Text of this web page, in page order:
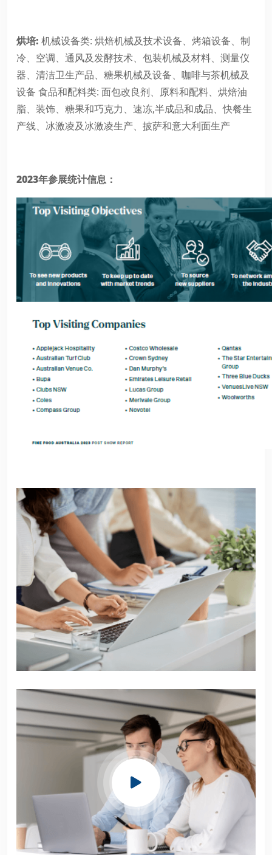
烘培: 机械设备类: 烘焙机械及技术设备、烤箱设备、制
冷、空调、通风及发酵技术、包装机械及材料、测量仪
器、清洁卫生产品、糖果机械及设备、咖啡与茶机械及
设备 食品和配料类: 面包改良剂、原料和配料、烘焙油
脂、装饰、糖果和巧克力、速冻,半成品和成品、快餐生
产线、冰激凌及冰激凌生产、披萨和意大利面生产
2023年参展统计信息：